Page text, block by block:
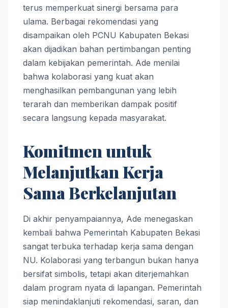
terus memperkuat sinergi bersama para
ulama. Berbagai rekomendasi yang
disampaikan oleh PCNU Kabupaten Bekasi
akan dijadikan bahan pertimbangan penting
dalam kebijakan pemerintah. Ade menilai
bahwa kolaborasi yang kuat akan
menghasilkan pembangunan yang lebih
terarah dan memberikan dampak positif
secara langsung kepada masyarakat.
Komitmen untuk
Melanjutkan Kerja
Sama Berkelanjutan
Di akhir penyampaiannya, Ade menegaskan
kembali bahwa Pemerintah Kabupaten Bekasi
sangat terbuka terhadap kerja sama dengan
NU. Kolaborasi yang terbangun bukan hanya
bersifat simbolis, tetapi akan diterjemahkan
dalam program nyata di lapangan. Pemerintah
siap menindaklanjuti rekomendasi, saran, dan